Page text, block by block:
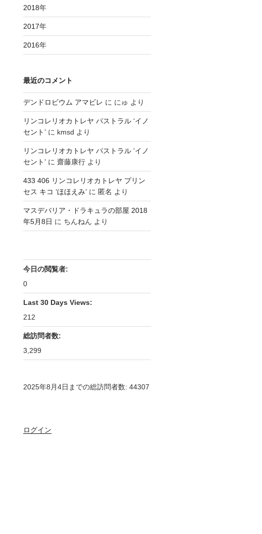
2018年
2017年
2016年
最近のコメント
デンドロビウム アマビレ に にゅ より
リンコレリオカトレヤ パストラル ‘イノ
セント’に kmsd より
リンコレリオカトレヤ パストラル ‘イノ
セント’に 齋藤康行より
433 406 リンコレリオカトレヤ プリン
セス キコ ‘ほほえみ’に 匿名 より
マスデバリア・ドラキュラの部屋 2018
年5月8日 に ちんねん より
今日の閲覧者:
0
Last 30 Days Views:
212
総訪問者数:
3,299
2025年8月4日までの総訪問者数: 44307
ログイン